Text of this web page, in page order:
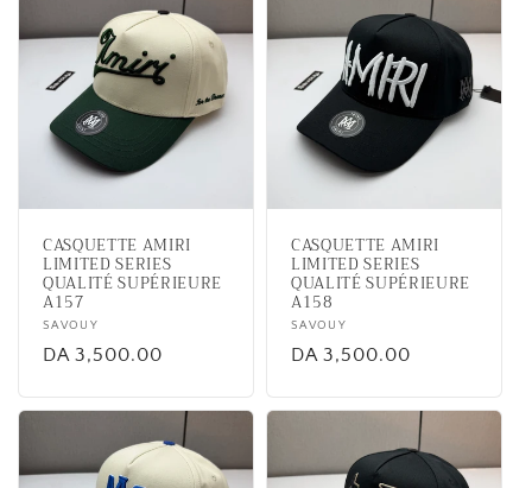
CASQUETTE AMIRI
LIMITED SERIES
QUALITÉ SUPÉRIEURE
A157
Vendor:
SAVOUY
Regular
DA 3,500.00
CASQUETTE AMIRI
LIMITED SERIES
QUALITÉ SUPÉRIEURE
A158
Vendor:
SAVOUY
Regular
DA 3,500.00